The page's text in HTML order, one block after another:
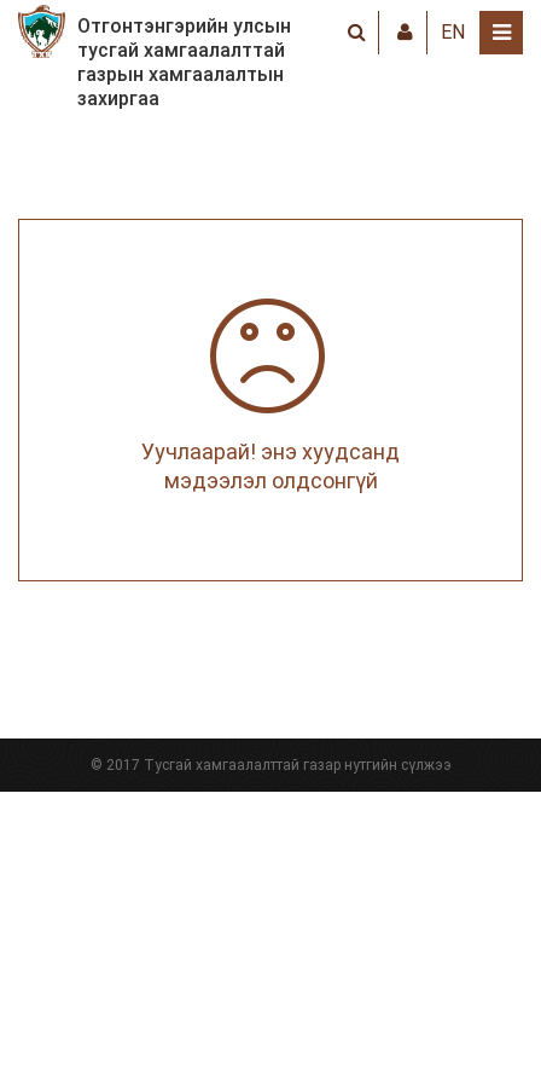
Отгонтэнгэрийн улсын
тусгай хамгаалалттай
газрын хамгаалалтын
захиргаа
EN
Уучлаарай! энэ хуудсанд
мэдээлэл олдсонгүй
© 2017 Тусгай хамгаалалттай газар нутгийн сүлжээ